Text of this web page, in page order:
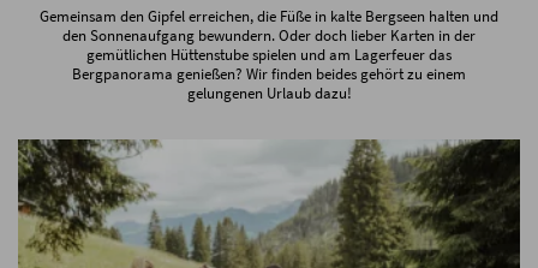
Gemeinsam den Gipfel erreichen, die Füße in kalte Bergseen halten und
den Sonnenaufgang bewundern. Oder doch lieber Karten in der
gemütlichen Hüttenstube spielen und am Lagerfeuer das
Bergpanorama genießen? Wir finden beides gehört zu einem
gelungenen Urlaub dazu!